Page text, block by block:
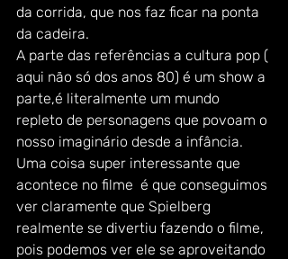
da corrida, que nos faz ficar na ponta
da cadeira.
A parte das referências a cultura pop (
aqui não só dos anos 80) é um show a
parte,é literalmente um mundo
repleto de personagens que povoam o
nosso imaginário desde a infância.
Uma coisa super interessante que
acontece no filme  é que conseguimos
ver claramente que Spielberg
realmente se divertiu fazendo o filme,
pois podemos ver ele se aproveitando